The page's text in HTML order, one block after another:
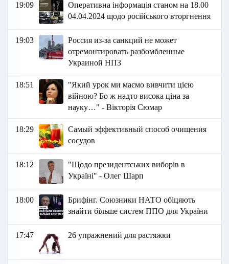
19:09
Оперативна інформація станом на 18.00
04.04.2024 щодо російського вторгнення
19:03
Россия из-за санкций не может
отремонтировать разбомбленные
Украиной НПЗ
18:51
"Який урок ми маємо вивчити цією
війною? Бо ж надто висока ціна за
науку…" - Вікторія Сюмар
18:29
Самый эффективный способ очищения
сосудов
18:12
"Щодо президентських виборів в
Україні" - Олег Шарп
18:00
Брифінг. Союзники НАТО обіцяють
знайти більше систем ППО для України
17:47 26 упражнений для растяжки